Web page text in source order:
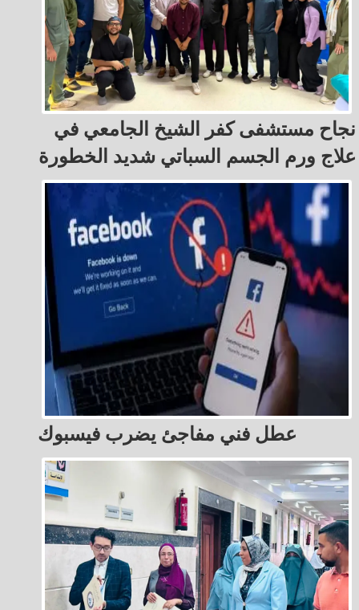
نجاح مستشفى كفر الشيخ الجامعي في
علاج ورم الجسم السباتي شديد الخطورة
عطل فني مفاجئ يضرب فيسبوك